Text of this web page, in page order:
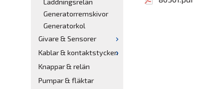
Laddningsrelän
Generatorremskivor
Generatorkol
Givare & Sensorer
Kablar & kontaktstycken
Knappar & relän
Pumpar & fläktar